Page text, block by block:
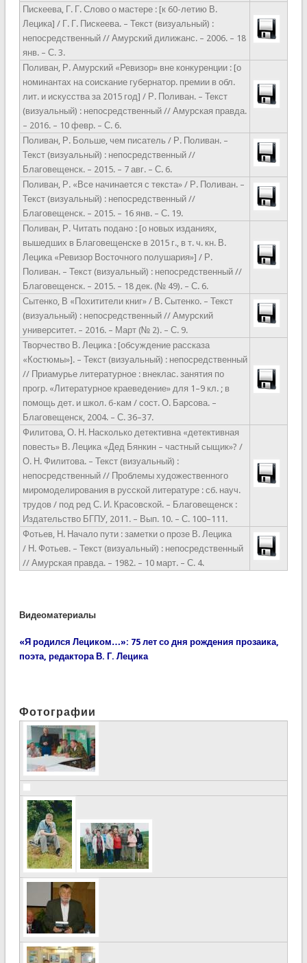
Пискеева, Г. Г. Слово о мастере : [к 60-летию В.
Лецика] / Г. Г. Пискеева. – Текст (визуальный) :
непосредственный // Амурский дилижанс. – 2006. – 18
янв. – С. 3.
Поливан, Р. Амурский «Ревизор» вне конкуренции : [о
номинантах на соискание губернатор. премии в обл.
лит. и искусства за 2015 год] / Р. Поливан. – Текст
(визуальный) : непосредственный // Амурская правда.
– 2016. – 10 февр. – С. 6.
Поливан, Р. Больше, чем писатель / Р. Поливан. –
Текст (визуальный) : непосредственный //
Благовещенск. – 2015. – 7 авг. – С. 6.
Поливан, Р. «Все начинается с текста» / Р. Поливан. –
Текст (визуальный) : непосредственный //
Благовещенск. – 2015. – 16 янв. – С. 19.
Поливан, Р. Читать подано : [о новых изданиях,
вышедших в Благовещенске в 2015 г., в т. ч. кн. В.
Лецика «Ревизор Восточного полушария»] / Р.
Поливан. – Текст (визуальный) : непосредственный //
Благовещенск. – 2015. – 18 дек. (№ 49). – С. 6.
Сытенко, В «Похитители книг» / В. Сытенко. – Текст
(визуальный) : непосредственный // Амурский
университет. – 2016. – Март (№ 2). – С. 9.
Творчество В. Лецика : [обсуждение рассказа
«Костюмы»]. – Текст (визуальный) : непосредственный
// Приамурье литературное : внеклас. занятия по
прогр. «Литературное краеведение» для 1–9 кл. ; в
помощь дет. и школ. б-кам / сост. О. Барсова. –
Благовещенск, 2004. – С. 36–37.
Филитова, О. Н. Насколько детективна «детективная
повесть» В. Лецика «Дед Бянкин – частный сыщик»? /
О. Н. Филитова. – Текст (визуальный) :
непосредственный // Проблемы художественного
миромоделирования в русской литературе : сб. науч.
трудов / под ред С. И. Красовской. – Благовещенск :
Издательство БГПУ, 2011. – Вып. 10. – С. 100–111.
Фотьев, Н. Начало пути : заметки о прозе В. Лецика
/ Н. Фотьев. – Текст (визуальный) : непосредственный
// Амурская правда. – 1982. – 10 март. – С. 4.
Видеоматериалы
«Я родился Лециком…»: 75 лет со дня рождения прозаика,
поэта, редактора В. Г. Лецика
Фотографии